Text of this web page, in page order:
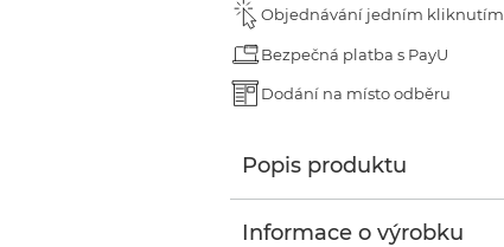
Objednávání jedním kliknutím
Bezpečná platba s PayU
Dodání na místo odběru
Popis produktu
Informace o výrobku